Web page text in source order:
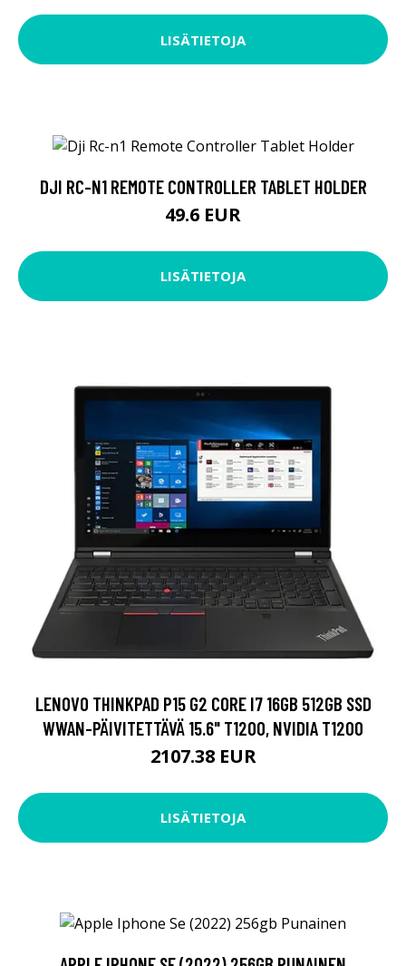
LISÄTIETOJA
DJI RC-N1 REMOTE CONTROLLER TABLET HOLDER
49.6 EUR
LISÄTIETOJA
LENOVO THINKPAD P15 G2 CORE I7 16GB 512GB SSD
WWAN-PÄIVITETTÄVÄ 15.6" T1200, NVIDIA T1200
2107.38 EUR
LISÄTIETOJA